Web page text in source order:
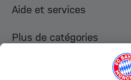
Aide et services
Plus de catégories